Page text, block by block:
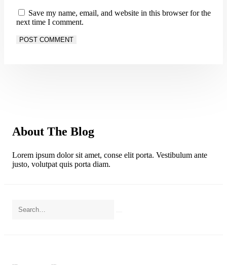
Save my name, email, and website in this browser for the
next time I comment.
About The Blog
Lorem ipsum dolor sit amet, conse elit porta. Vestibulum ante
justo, volutpat quis porta diam.